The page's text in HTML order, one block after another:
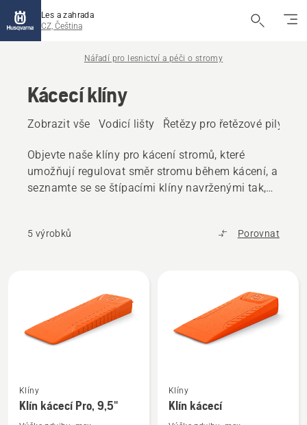
Les a zahrada
CZ, Čeština
Nářadí pro lesnictví a péči o stromy
Kácecí klíny
Zobrazit vše Vodicí lišty Řetězy pro řetězové pily
Objevte naše klíny pro kácení stromů, které
umožňují regulovat směr stromu během kácení, a
seznamte se se štípacími klíny navrženými tak,
5 výrobků Porovnat
více
informací
Klíny
Klín kácecí Pro, 9,5"
více
informací
Klíny
Klín kácecí